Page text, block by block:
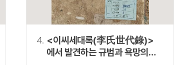
4. <이씨세대록(李氏世代錄)>
에서 발견하는 규범과 욕망의